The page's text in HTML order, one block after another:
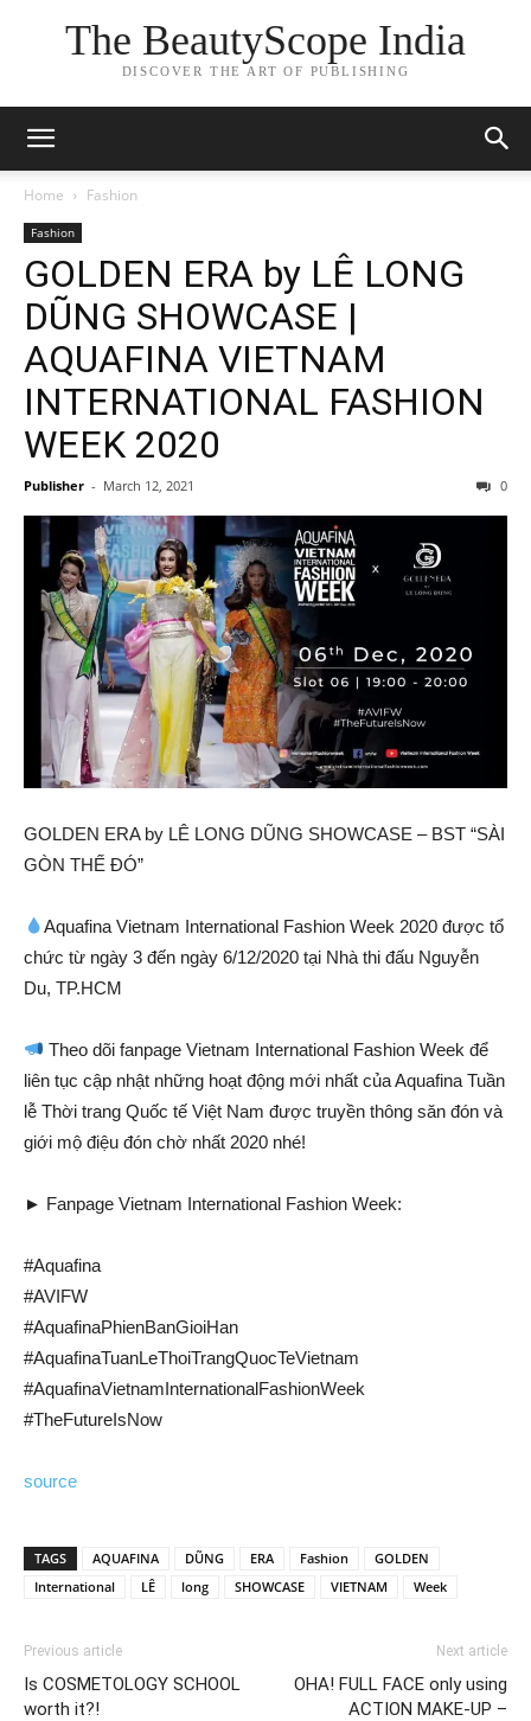
The BeautyScope India
DISCOVER THE ART OF PUBLISHING
Home Fashion
Fashion
GOLDEN ERA by LÊ LONG
DŨNG SHOWCASE |
AQUAFINA VIETNAM
INTERNATIONAL FASHION
WEEK 2020
Publisher - March 12, 2021 0
GOLDEN ERA by LÊ LONG DŨNG SHOWCASE – BST “SÀI
GÒN THẾ ĐÓ”
Aquafina Vietnam International Fashion Week 2020 được tổ
chức từ ngày 3 đến ngày 6/12/2020 tại Nhà thi đấu Nguyễn
Du, TP.HCM
Theo dõi fanpage Vietnam International Fashion Week để
liên tục cập nhật những hoạt động mới nhất của Aquafina Tuần
lễ Thời trang Quốc tế Việt Nam được truyền thông săn đón và
giới mộ điệu đón chờ nhất 2020 nhé!
► Fanpage Vietnam International Fashion Week:
#Aquafina
#AVIFW
#AquafinaPhienBanGioiHan
#AquafinaTuanLeThoiTrangQuocTeVietnam
#AquafinaVietnamInternationalFashionWeek
#TheFutureIsNow
source
TAGS AQUAFINA DŨNG ERA Fashion
GOLDEN
International
LÊ long SHOWCASE VIETNAM Week
Previous article
Is COSMETOLOGY SCHOOL
worth it?!
Next article
OHA! FULL FACE only using
ACTION MAKE-UP –